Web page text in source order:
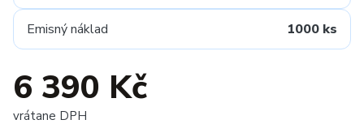
Emisný náklad 1000 ks
6 390 Kč
vrátane DPH